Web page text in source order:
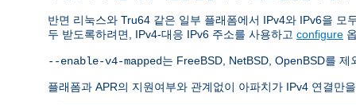
반면 리눅스와 Tru64 같은 일부 플래폼에서 IPv4와 IPv6을 모
두 받도록하려면, IPv4-대응 IPv6 주소를 사용하고 configure
--enable-v4-mapped는 FreeBSD, NetBSD, OpenBSD를
플래폼과 APR의 지원여부와 관계없이 아파치가 IPv4 연결만